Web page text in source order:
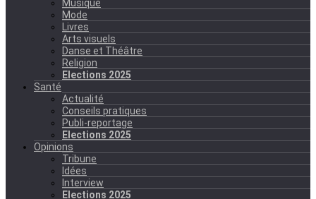
Musique
Mode
Livres
Arts visuels
Danse et Théâtre
Religion
Elections 2025
Santé
Actualité
Conseils pratiques
Publi-reportage
Elections 2025
Opinions
Tribune
Idées
Interview
Elections 2025